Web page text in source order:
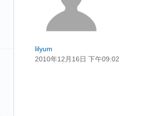
lilyum
2010年12月16日 下午09:02